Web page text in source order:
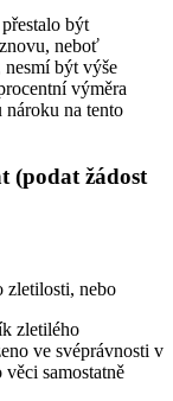
být
neboť
nesmí být výše
výměra
nároku na tento
(podat žádost
zletilosti, nebo
zletilého
ve svéprávnosti v
samostatně